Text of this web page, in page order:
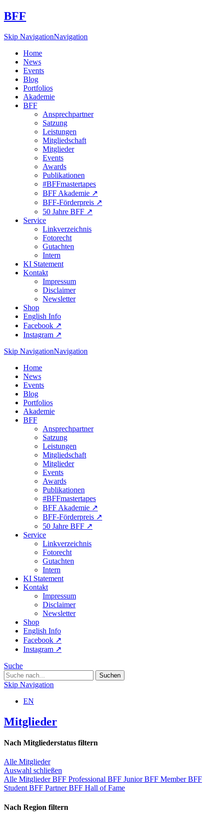
BFF
Skip NavigationNavigation
Home
News
Events
Blog
Portfolios
Akademie
BFF
Ansprechpartner
Satzung
Leistungen
Mitgliedschaft
Mitglieder
Events
Awards
Publikationen
#BFFmastertapes
BFF Akademie ↗︎
BFF-Förderpreis ↗︎
50 Jahre BFF ↗︎
Service
Linkverzeichnis
Fotorecht
Gutachten
Intern
KI Statement
Kontakt
Impressum
Disclaimer
Newsletter
Shop
English Info
Facebook ↗︎
Instagram ↗︎
Skip NavigationNavigation
Home
News
Events
Blog
Portfolios
Akademie
BFF
Ansprechpartner
Satzung
Leistungen
Mitgliedschaft
Mitglieder
Events
Awards
Publikationen
#BFFmastertapes
BFF Akademie ↗︎
BFF-Förderpreis ↗︎
50 Jahre BFF ↗︎
Service
Linkverzeichnis
Fotorecht
Gutachten
Intern
KI Statement
Kontakt
Impressum
Disclaimer
Newsletter
Shop
English Info
Facebook ↗︎
Instagram ↗︎
Suche
Skip Navigation
EN
Mitglieder
Nach Mitgliederstatus filtern
Alle Mitglieder
Auswahl schließen
Alle MitgliederBFF Professional BFF JuniorBFF MemberBFF
Student BFF PartnerBFF Hall of Fame
Nach Region filtern